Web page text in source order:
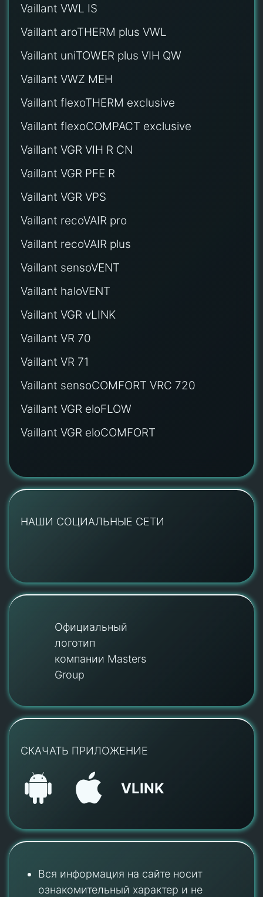
Vaillant VWL IS
Vaillant aroTHERM plus VWL
Vaillant uniTOWER plus VIH QW
Vaillant VWZ MEH
Vaillant flexoTHERM exclusive
Vaillant flexoCOMPACT exclusive
Vaillant VGR VIH R CN
Vaillant VGR PFE R
Vaillant VGR VPS
Vaillant recoVAIR pro
Vaillant recoVAIR plus
Vaillant sensoVENT
Vaillant haloVENT
Vaillant VGR vLINK
Vaillant VR 70
Vaillant VR 71
Vaillant sensoCOMFORT VRC 720
Vaillant VGR eloFLOW
Vaillant VGR eloCOMFORT
НАШИ СОЦИАЛЬНЫЕ СЕТИ
Официальный
логотип
компании Masters
Group
СКАЧАТЬ ПРИЛОЖЕНИЕ
VLINK
Вся информация на сайте носит
ознакомительный характер и не